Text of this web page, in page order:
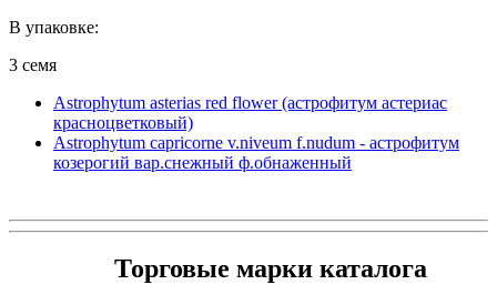
В упаковке:
3 семя
Astrophytum asterias red flower (астрофитум астериас
красноцветковый)
Astrophytum capricorne v.niveum f.nudum - астрофитум
козерогий вар.снежный ф.обнаженный
Торговые марки каталога